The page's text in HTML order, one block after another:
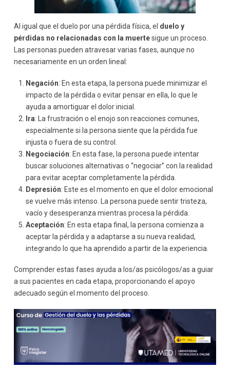
Al igual que el duelo por una pérdida física, el duelo y
pérdidas no relacionadas con la muertesigue un proceso.
Las personas pueden atravesar varias fases, aunque no
necesariamente en un orden lineal:
Negación: En esta etapa, la persona puede minimizar el
impacto de la pérdida o evitar pensar en ella, lo que le
ayuda a amortiguar el dolor inicial.
Ira: La frustración o el enojo son reacciones comunes,
especialmente si la persona siente que la pérdida fue
injusta o fuera de su control.
Negociación: En esta fase, la persona puede intentar
buscar soluciones alternativas o “negociar” con la realidad
para evitar aceptar completamente la pérdida.
Depresión: Este es el momento en que el dolor emocional
se vuelve más intenso. La persona puede sentir tristeza,
vacío y desesperanza mientras procesa la pérdida.
Aceptación: En esta etapa final, la persona comienza a
aceptar la pérdida y a adaptarse a su nueva realidad,
integrando lo que ha aprendido a partir de la experiencia.
Comprender estas fases ayuda a los/as psicólogos/as a guiar
a sus pacientes en cada etapa, proporcionando el apoyo
adecuado según el momento del proceso.